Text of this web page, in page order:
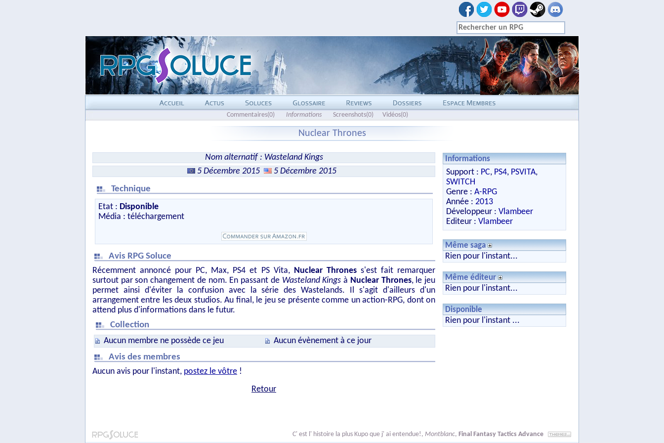
Commentaires(0) Informations Screenshots(0) Vidéos(0)
Nuclear Thrones
Nom alternatif : Wasteland Kings
5 Décembre 2015
5 Décembre 2015
Technique
Etat : Disponible
Média : téléchargement
Avis RPG Soluce
Récemment annoncé pour PC, Max, PS4 et PS Vita, Nuclear Throness'est fait remarquer
surtout par son changement de nom. En passant de Wasteland Kings à Nuclear Thrones, le jeu
permet ainsi d'éviter la confusion avec la série des Wastelands. Il s'agit d'ailleurs d'un
arrangement entre les deux studios. Au final, le jeu se présente comme un action-RPG, dont on
attend plus d'informations dans le futur.
Collection
Aucun membre ne possède ce jeu
Aucun évènement à ce jour
Avis des membres
Aucun avis pour l'instant, postez le vôtre !
Retour
Informations
Support : PC, PS4, PSVITA,
SWITCH
Genre : A-RPG
Année : 2013
Développeur : Vlambeer
Editeur : Vlambeer
Même saga
Rien pour l'instant...
Même éditeur
Rien pour l'instant...
Disponible
Rien pour l'instant ...
C' est l' histoire la plus Kupo que j' ai entendue! , Montblanc, Final Fantasy Tactics Advance